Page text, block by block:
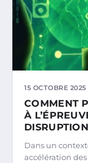
15 OCTOBRE 2025
COMMENT
À
Dans un
accélération